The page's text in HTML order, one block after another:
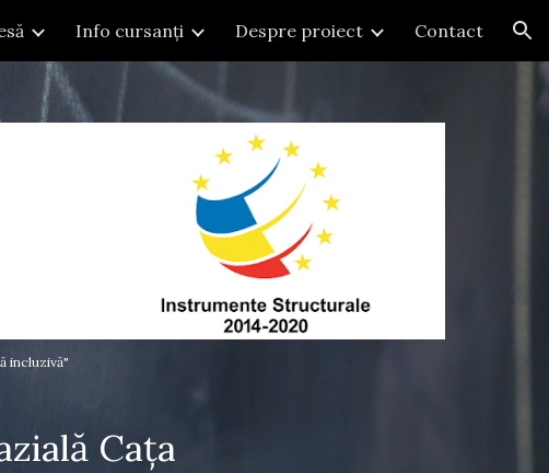
Info cursanți Despre proiect Contact
incluzivă"
Cața